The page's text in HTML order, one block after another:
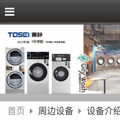
首页 周边设备 设备介